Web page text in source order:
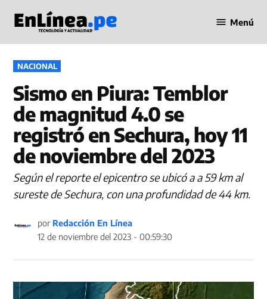
contenido
en Línea
Menú
PUBLICADO
EN
NACIONAL
Sismo en Piura: Temblor
de magnitud 4.0 se
registró en Sechura, hoy 11
de noviembre del 2023
Según el reporte el epicentro se ubicó a a 59 km al
sureste de Sechura, con una profundidad de 44 km.
por Redacción En Línea
12 de noviembre del 2023 - 00:59:30